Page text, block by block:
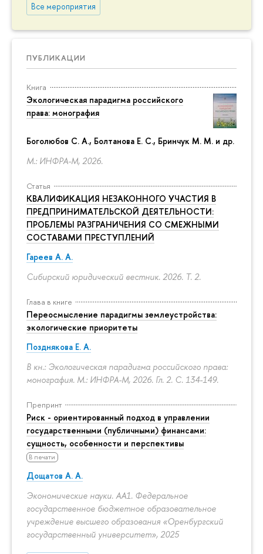
Все мероприятия
ПУБЛИКАЦИИ
Книга
Экологическая парадигма российского
права: монография
Боголюбов С. А., Болтанова Е. С., Бринчук М. М. и др.
М.: ИНФРА-М, 2026.
Статья
КВАЛИФИКАЦИЯ НЕЗАКОННОГО УЧАСТИЯ В
ПРЕДПРИНИМАТЕЛЬСКОЙ ДЕЯТЕЛЬНОСТИ:
ПРОБЛЕМЫ РАЗГРАНИЧЕНИЯ СО СМЕЖНЫМИ
СОСТАВАМИ ПРЕСТУПЛЕНИЙ
Гареев А. А.
Сибирский юридический вестник. 2026. Т. 2.
Глава в книге
Переосмысление парадигмы землеустройства:
экологические приоритеты
Позднякова Е. А.
В кн.: Экологическая парадигма российского права:
монография. М.: ИНФРА-М, 2026. Гл. 2. С. 134-149.
Препринт
Риск - ориентированный подход в управлении
государственными (публичными) финансами:
сущность, особенности и перспективы
В печати
Дощатов А. А.
Экономические науки. АА1. Федеральное
государственное бюджетное образовательное
учреждение высшего образования «Оренбургский
государственный университет», 2025